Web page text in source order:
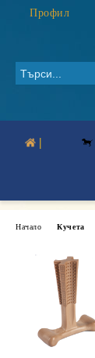
Профил
|
Начало Кучета